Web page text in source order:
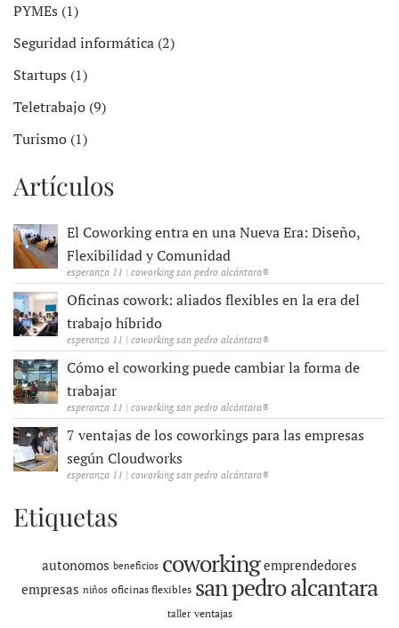
PYMEs (1)
Seguridad informática (2)
Startups (1)
Teletrabajo (9)
Turismo (1)
Artículos
El Coworking entra en una Nueva Era: Diseño,
Flexibilidad y Comunidad
esperanza 11 | coworking san pedro alcántara®
Oficinas cowork: aliados flexibles en la era del
trabajo híbrido
esperanza 11 | coworking san pedro alcántara®
Cómo el coworking puede cambiar la forma de
trabajar
esperanza 11 | coworking san pedro alcántara®
7 ventajas de los coworkings para las empresas
según Cloudworks
esperanza 11 | coworking san pedro alcántara®
Etiquetas
autonomos beneficios coworking emprendedores
empresas niños oficinas flexibles san pedro alcantara
taller ventajas